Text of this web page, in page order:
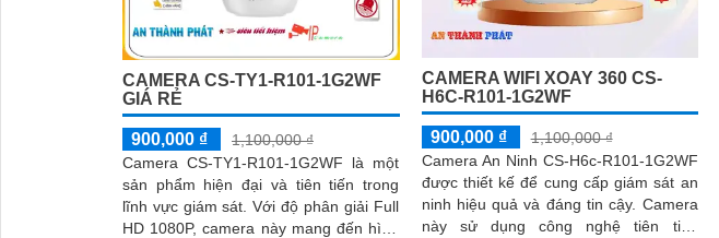
CAMERA CS-TY1-R101-1G2WF
GIÁ RẺ
900,000 ₫
1,100,000 ₫
Camera CS-TY1-R101-1G2WF là một
sản phẩm hiện đại và tiên tiến trong
lĩnh vực giám sát. Với độ phân giải Full
HD 1080P, camera này mang đến hình
CAMERA WIFI XOAY 360 CS-
H6C-R101-1G2WF
900,000 ₫
1,100,000 ₫
Camera An Ninh CS-H6c-R101-1G2WF
được thiết kế để cung cấp giám sát an
ninh hiệu quả và đáng tin cậy. Camera
này sử dụng công nghệ tiên tiến